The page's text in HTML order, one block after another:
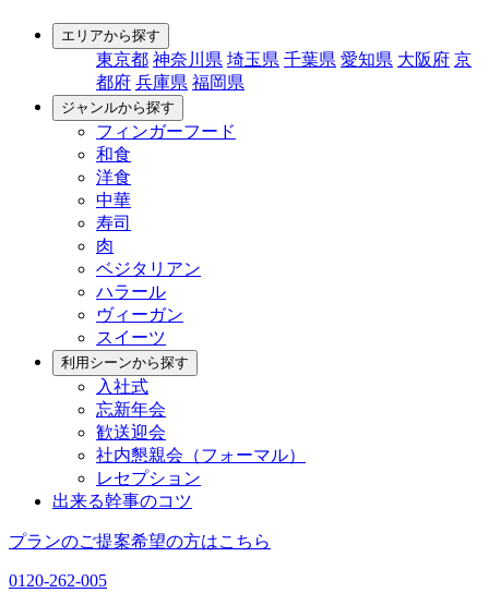
エリアから探す
東京都 神奈川県 埼玉県 千葉県 愛知県 大阪府 京
都府 兵庫県 福岡県
ジャンルから探す
フィンガーフード
和食
洋食
中華
寿司
肉
ベジタリアン
ハラール
ヴィーガン
スイーツ
利用シーンから探す
入社式
忘新年会
歓送迎会
社内懇親会（フォーマル）
レセプション
出来る幹事のコツ
プランのご提案希望の方はこちら
0120-262-005